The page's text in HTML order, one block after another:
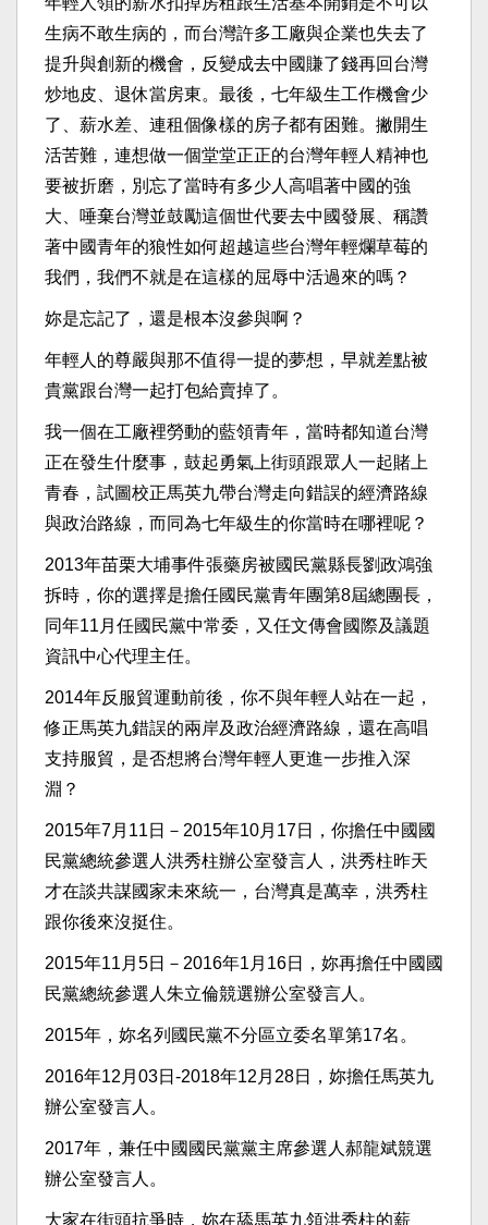
生病不敢生病的，而台灣許多工廠與企業也失去了
提升與創新的機會，反變成去中國賺了錢再回台灣
炒地皮、退休當房東。最後，七年級生工作機會少
了、薪水差、連租個像樣的房子都有困難。撇開生
活苦難，連想做一個堂堂正正的台灣年輕人精神也
要被折磨，別忘了當時有多少人高唱著中國的強
大、唾棄台灣並鼓勵這個世代要去中國發展、稱讚
著中國青年的狼性如何超越這些台灣年輕爛草莓的
我們，我們不就是在這樣的屈辱中活過來的嗎？
妳是忘記了，還是根本沒參與啊？
年輕人的尊嚴與那不值得一提的夢想，早就差點被
貴黨跟台灣一起打包給賣掉了。
我一個在工廠裡勞動的藍領青年，當時都知道台灣
正在發生什麼事，鼓起勇氣上街頭跟眾人一起賭上
青春，試圖校正馬英九帶台灣走向錯誤的經濟路線
與政治路線，而同為七年級生的你當時在哪裡呢？
2013年苗栗大埔事件張藥房被國民黨縣長劉政鴻強
拆時，你的選擇是擔任國民黨青年團第8屆總團長，
同年11月任國民黨中常委，又任文傳會國際及議題
資訊中心代理主任。
2014年反服貿運動前後，你不與年輕人站在一起，
修正馬英九錯誤的兩岸及政治經濟路線，還在高唱
支持服貿，是否想將台灣年輕人更進一步推入深
淵？
2015年7月11日－2015年10月17日，你擔任中國國
民黨總統參選人洪秀柱辦公室發言人，洪秀柱昨天
才在談共謀國家未來統一，台灣真是萬幸，洪秀柱
跟你後來沒挺住。
2015年11月5日－2016年1月16日，妳再擔任中國國
民黨總統參選人朱立倫競選辦公室發言人。
2015年，妳名列國民黨不分區立委名單第17名。
2016年12月03日-2018年12月28日，妳擔任馬英九
辦公室發言人。
2017年，兼任中國國民黨黨主席參選人郝龍斌競選
辦公室發言人。
大家在街頭抗爭時，妳在舔馬英九領洪秀柱的薪